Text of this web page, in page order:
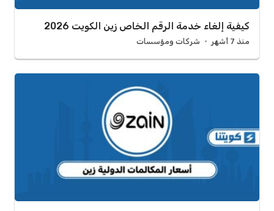
كيفية إلغاء خدمة الرقم الخاص زين الكويت 2026
منذ 7 أشهر شركات ومؤسسات